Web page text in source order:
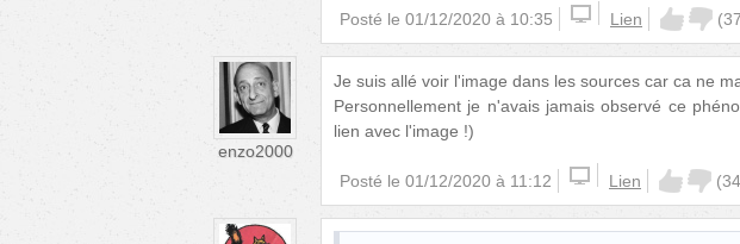
Posté le 01/12/2020 à 10:35 Lien (37
enzo2000
Je suis allé voir l'image dans les sources car ca ne
Personnellement je n'avais jamais observé ce
lien avec l'image !)
Posté le 01/12/2020 à 11:12 Lien (34